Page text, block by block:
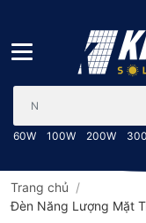
60W 100W 200W
Trang chủ /
Đèn Năng Lượng Mặt